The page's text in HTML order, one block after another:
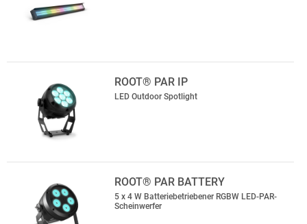
ROOT® PAR IP
LED Outdoor Spotlight
ROOT® PAR BATTERY
5 x 4 W Batteriebetriebener RGBW LED-PAR-
Scheinwerfer